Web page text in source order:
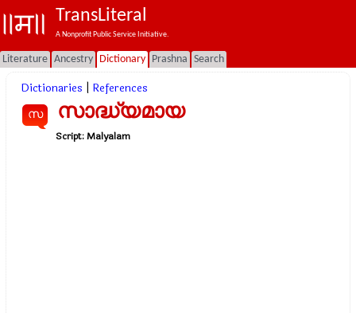
TransLiteral
A Nonprofit Public Service Initiative.
Literature Ancestry Dictionary Prashna Search
Dictionaries References
സ സാദ്ധ്യമായ
Script:Malyalam